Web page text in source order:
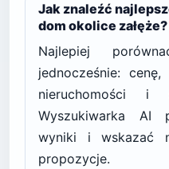
Jak znaleźć
dom okolice załęże?
Najlepiej
jednocześnie:
nieruchomości i
Wyszukiwarka AI
wyniki i wskazać
propozycje.